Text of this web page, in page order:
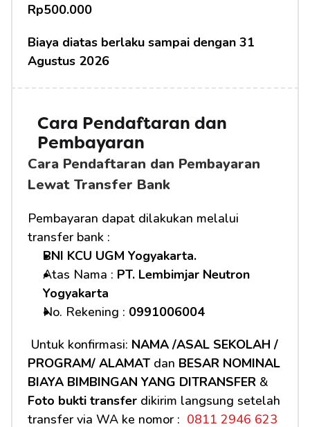
Rp500.000
Biaya diatas berlaku sampai dengan 31
Agustus 2026
Cara Pendaftaran dan
Pembayaran
Cara Pendaftaran dan Pembayaran
Lewat Transfer Bank
Pembayaran dapat dilakukan melalui
transfer bank :
BNI KCU UGM Yogyakarta.
Atas Nama : PT. Lembimjar Neutron
Yogyakarta
No. Rekening : 0991006004
Untuk konfirmasi: NAMA /ASAL SEKOLAH /
PROGRAM/ ALAMAT dan BESAR NOMINAL
BIAYA BIMBINGAN YANG DITRANSFER
Foto bukti transfer dikirim langsung setelah
transfer via WA ke nomor : 0811 2946 623